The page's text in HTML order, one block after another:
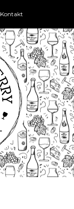
Kontakt